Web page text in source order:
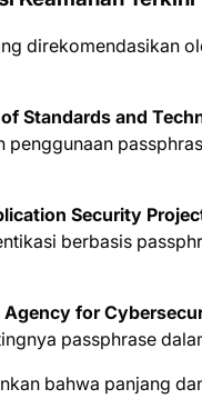
direkomendasikan
Standards and
penggunaan
Security
berbasis
Agency for
passphrase
bahwa panjang